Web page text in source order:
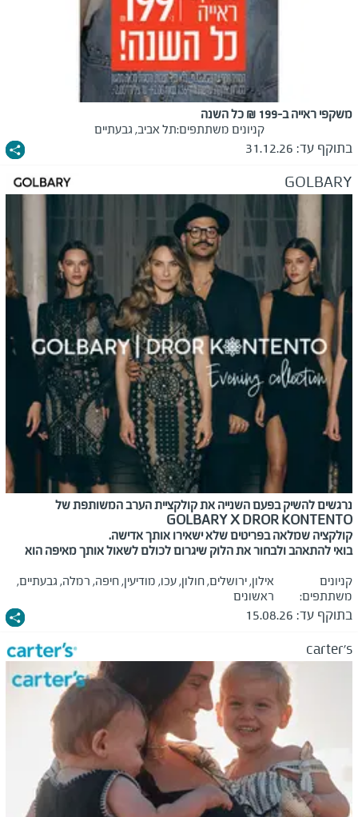
משקפי ראייה ב-199 ₪ כל השנה
קניונים משתתפים:תל אביב, גבעתיים
בתוקף עד: 31.12.26
GOLBARY
נרגשים להשיק בפעם השנייה את קולקציית הערב המשותפת של
GOLBARY X DROR KONTENTO
קולקציה שמלאה בפריטים שלא ישאירו אותך אדישה.
בואי להתאהב ולבחור את הלוק שיגרום לכולם לשאול אותך מאיפה הוא
קניונים
משתתפים:
אילון, ירושלים, חולון, עכו, מודיעין, חיפה, רמלה, גבעתיים,
ראשונים
בתוקף עד: 15.08.26
carter's